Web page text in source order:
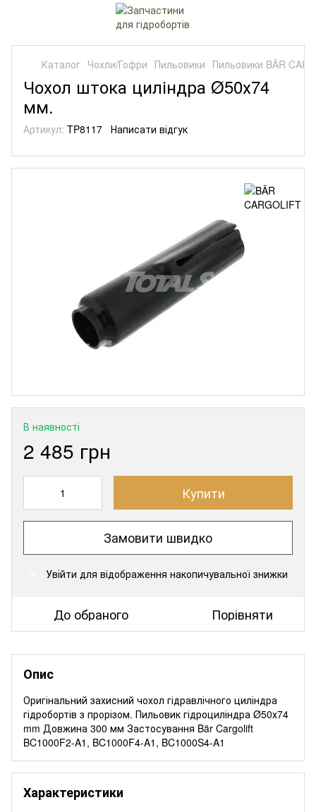
Каталог Чохли/Гофри Пильовики Пильовики BÄR
Чохол штока циліндра Ø50х74
мм.
Артикул: TP8117 Написати відгук
В наявності
2 485 грн
Купити
Замовити швидко
Увійти для відображення накопичувальної знижки
До обраного Порівняти
Опис
Оригінальний захисний чохол гідравлічного циліндра
гідробортів з прорізом. Пильовик гідроциліндра Ø50х74
mm Довжина 300 мм Застосування Bär Cargolift
BC1000F2-A1, BC1000F4-A1, BC1000S4-A1
Характеристики